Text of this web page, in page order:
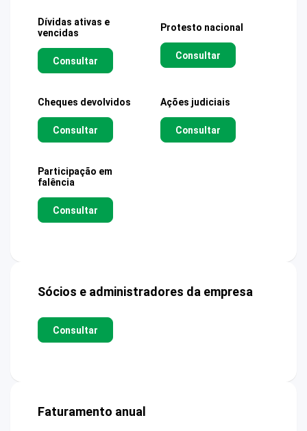
Dívidas ativas e
vencidas
Consultar
Protesto nacional
Consultar
Cheques devolvidos
Consultar
Ações judiciais
Consultar
Participação em
falência
Consultar
Sócios e administradores da empresa
Consultar
Faturamento anual